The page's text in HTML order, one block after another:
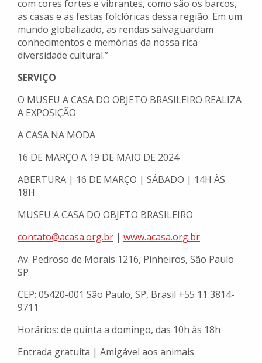
com cores fortes e vibrantes, como são os barcos,
as casas e as festas folclóricas dessa região. Em um
mundo globalizado, as rendas salvaguardam
conhecimentos e memórias da nossa rica
diversidade cultural.”
SERVIÇO
O MUSEU A CASA DO OBJETO BRASILEIRO REALIZA
A EXPOSIÇÃO
A CASA NA MODA
16 DE MARÇO A 19 DE MAIO DE 2024
ABERTURA | 16 DE MARÇO | SÁBADO | 14H ÀS
18H
MUSEU A CASA DO OBJETO BRASILEIRO
contato@acasa.org.br | www.acasa.org.br
Av. Pedroso de Morais 1216, Pinheiros, São Paulo
SP
CEP: 05420-001 São Paulo, SP, Brasil +55 11 3814-
9711
Horários: de quinta a domingo, das 10h às 18h
Entrada gratuita | Amigável aos animais